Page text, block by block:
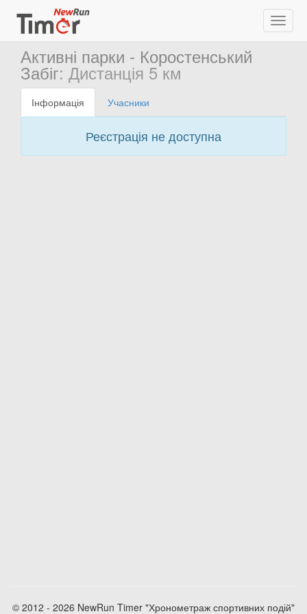
Активні парки - Коростенський
Забіг: Дистанція 5 км
Інформація Учасники
Реєстрація не доступна
© 2012 - 2026 NewRun Timer "Хронометраж спортивних подій"